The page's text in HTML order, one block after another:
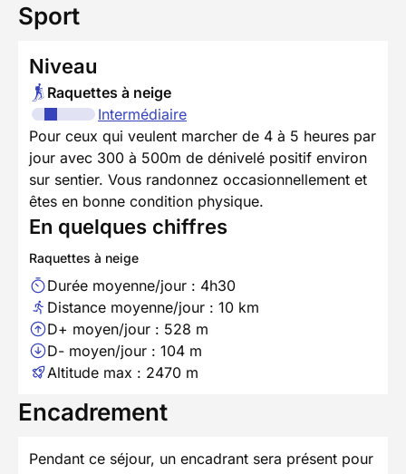
Sport
Niveau
Raquettes à neige
Intermédiaire
Pour ceux qui veulent marcher de 4 à 5 heures par
jour avec 300 à 500m de dénivelé positif environ
sur sentier. Vous randonnez occasionnellement et
êtes en bonne condition physique.
En quelques chiffres
Raquettes à neige
Durée moyenne/jour : 4h30
Distance moyenne/jour : 10 km
D+ moyen/jour : 528 m
D- moyen/jour : 104 m
Altitude max : 2470 m
Encadrement
Pendant ce séjour, un encadrant sera présent pour